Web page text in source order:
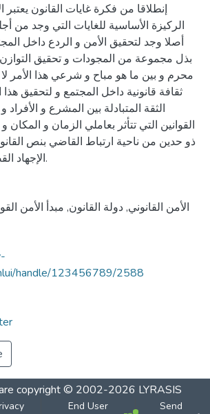
إنطلاقا من فكرة غايات القانون يعتبر
الركيزة الأساسية للغايات التي وجد من
أصلا وجد لتحقيق الأمن و الردع داخل
بذل مجموعة من المجودات و تحقيق
محرم و بين ما هو مباح و شرعي هذا الأمر
ثقافة قانونية داخل المجتمع و لتحقيق هذا
الثقة المتبادلة بين المشرع و
القوانين التي تتأثر بعاملي الزمان و المكان
ذو حدين من ناحية ارتباط القاضي بنص
الإجهاد القضائي من جهة أخرى.
الأمن القانوني,دولة القانون, مبدأ الأمن
handle/123456789/2588
copyright © 2002-2026 LYRASIS
End User Send